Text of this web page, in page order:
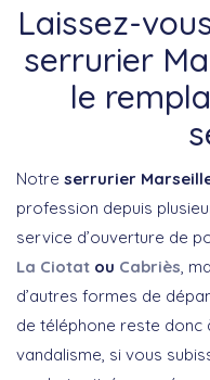
Laissez-
serrurier
le
Notre serrurier Marseille
profession depuis
service d’ouverture de
La Ciotat ou Cabriès ,
d’autres formes de
de téléphone reste donc
vandalisme, si vous